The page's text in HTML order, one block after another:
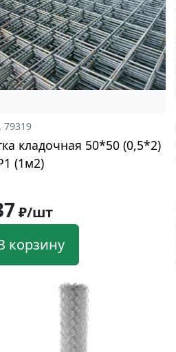
79319
кладочная 50*50 (0,5*2)
(1м2)
₽/шт
корзину